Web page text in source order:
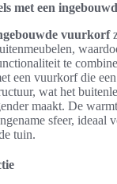
met een
vuurkorf
te
een vuurkorf die
wat het
maakt. De
sfeer, ideaal
tuin.